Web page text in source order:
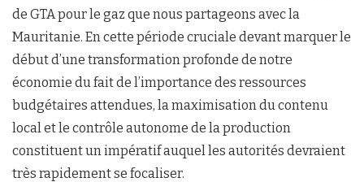
de GTA pour le gaz que nous partageons avec la
Mauritanie. En cette période cruciale devant marquer le
début d’une transformation profonde de notre
économie du fait de l’importance des ressources
budgétaires attendues, la maximisation du contenu
local et le contrôle autonome de la production
constituent un impératif auquel les autorités devraient
très rapidement se focaliser.